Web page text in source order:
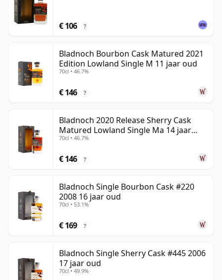
€ 106 ?
Bladnoch Bourbon Cask Matured 2021
Edition Lowland Single M 11 jaar oud
70cl • 46.7%
€ 146 ?
Bladnoch 2020 Release Sherry Cask
Matured Lowland Single Ma 14 jaar
oud
70cl • 46.7%
€ 146 ?
Bladnoch Single Bourbon Cask #220
2008 16 jaar oud
70cl • 53.1%
€ 169 ?
Bladnoch Single Sherry Cask #445 2006
17 jaar oud
70cl • 49.9%